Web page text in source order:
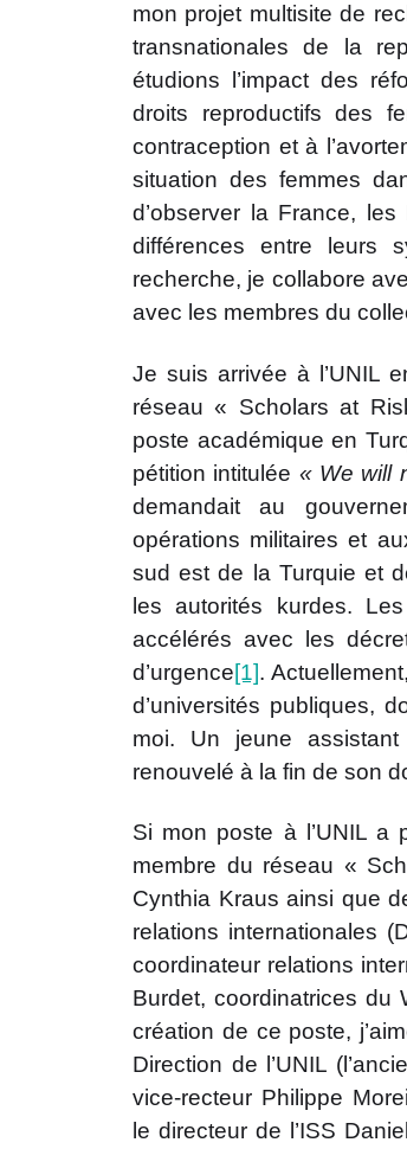
mon projet multisite de
transnationales de la
étudions l’impact des
droits reproductifs des
contraception et à
situation des femmes
d’observer la France,
différences entre leurs
recherche, je collabore
avec les membres du
Je suis arrivée à l’UNIL
réseau « Scholars at
poste académique en
pétition intitulée « We will
demandait au
opérations militaires et
sud est de la Turquie et
les autorités kurdes.
accélérés avec les
d’urgence[1].
d’universités publiques,
moi. Un jeune
renouvelé à la fin de son
Si mon poste à l’UNIL a
membre du réseau «
Cynthia Kraus ainsi que
relations internationales
coordinateur relations
Burdet, coordinatrices du
création de ce poste,
Direction de l’UNIL
vice-recteur Philippe
le directeur de l’ISS